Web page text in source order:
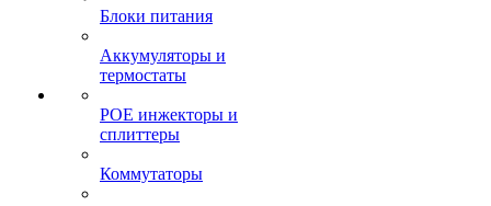
Блоки питания
Аккумуляторы и
термостаты
POE инжекторы и
сплиттеры
Коммутаторы